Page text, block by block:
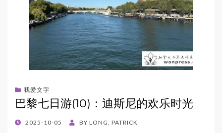
我爱文字
巴黎七日游(10)：迪斯尼的欢乐时光
POSTED
2025-10-05 BY LONG, PATRICK